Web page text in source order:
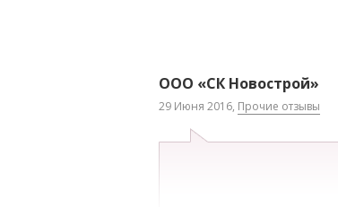
ООО «СК Новострой»
29 Июня 2016, Прочие отзывы